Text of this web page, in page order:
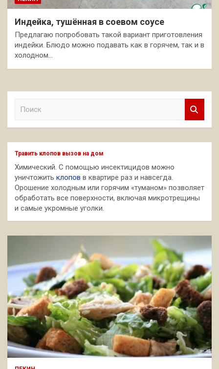
Индейка, тушённая в соевом соусе
Предлагаю попробовать такой вариант приготовления
индейки. Блюдо можно подавать как в горячем, так и в
холодном…
к
Травить клопов вызов на дом
Химический. С помощью инсектицидов можно
уничтожить клопов в квартире раз и навсегда.
Орошение холодным или горячим «туманом» позволяет
обработать все поверхности, включая микротрещины
и самые укромные уголки.